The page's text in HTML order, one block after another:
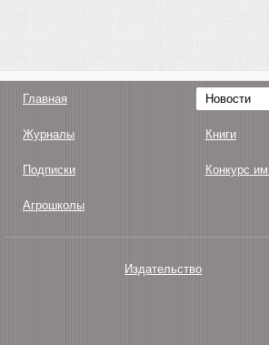
Главная Новости
Журналы Книги
Подписки Конкурс
Агрошколы
Издательство